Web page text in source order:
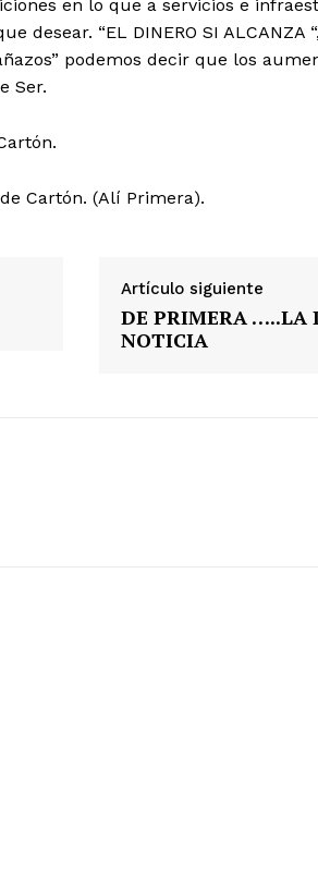
en lo que a servicios e
desear. “EL DINERO SI ALCANZA
podemos decir que los
Ser.
Cartón. (Alí Primera).
Artículo siguiente
DE PRIMERA …..LA
NOTICIA